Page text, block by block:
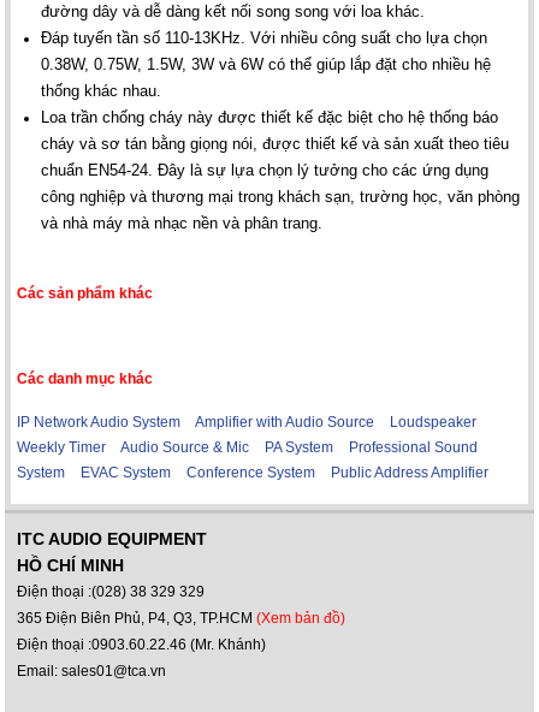
đường dây và dễ dàng kết nối song song với loa khác.
Đáp tuyến tần số 110-13KHz. Với nhiều công suất cho lựa chọn
0.38W, 0.75W, 1.5W, 3W và 6W có thể giúp lắp đặt cho nhiều hệ
thống khác nhau.
Loa trần chống cháy này được thiết kế đặc biệt cho hệ thống báo
cháy và sơ tán bằng giọng nói, được thiết kế và sản xuất theo tiêu
chuẩn EN54-24. Đây là sự lựa chọn lý tưởng cho các ứng dụng
công nghiệp và thương mại trong khách sạn, trường học, văn phòng
và nhà máy mà nhạc nền và phân trang.
Các sản phẩm khác
Các danh mục khác
IP Network Audio System Amplifier with Audio Source
Loudspeaker
Weekly Timer
Audio Source & Mic PA System
Professional Sound
System
EVAC System Conference System Public Address Amplifier
ITC AUDIO EQUIPMENT
HỒ CHÍ MINH
Điện thoại :(028) 38 329 329
365 Điện Biên Phủ, P4, Q3, TP.HCM(Xem bản đồ)
Điện thoại :0903.60.22.46 (Mr. Khánh)
Email: sales01@tca.vn